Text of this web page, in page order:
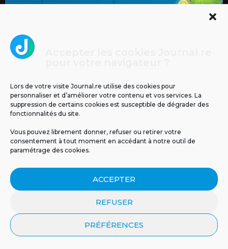
Lors de votre visite Journal.re utilise des cookies pour
personnaliser et d’améliorer votre contenu et vos services. La
suppression de certains cookies est susceptible de dégrader des
fonctionnalités du site.
Vous pouvez librement donner, refuser ou retirer votre
consentement à tout moment en accédant à notre outil de
paramétrage des cookies.
ACCEPTER
REFUSER
PRÉFÉRENCES
Un tunnel pour relier La Réunion à Maurice ?
5
Il y a 63 ans, le cyclone Jenny frappait La
Réunion : retour sur un drame
météorologique